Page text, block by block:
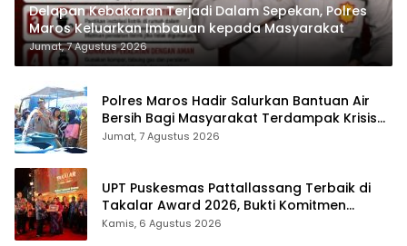
Delapan Kebakaran Terjadi Dalam Sepekan, Polres
Maros Keluarkan Imbauan kepada Masyarakat
Jumat, 7 Agustus 2026
Polres Maros Hadir Salurkan Bantuan Air
Bersih Bagi Masyarakat Terdampak Krisis
Air Bersih Di Maros
Jumat, 7 Agustus 2026
UPT Puskesmas Pattallassang Terbaik di
Takalar Award 2026, Bukti Komitmen
Hadirkan Pelayanan Kesehatan Berkualitas
Kamis, 6 Agustus 2026